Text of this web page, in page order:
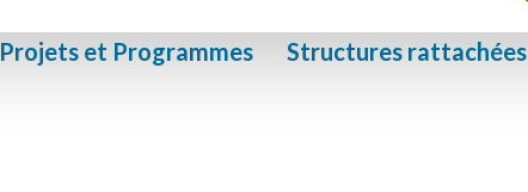
Projets et Programmes Structures rattachées